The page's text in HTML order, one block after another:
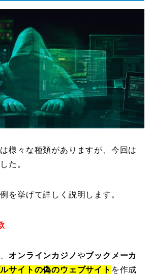
様々な種類がありますが、今回は
た。
を挙げて詳しく説明します。
オンラインカジノやブックメーカ
サイトの偽のウェブサイト を作成